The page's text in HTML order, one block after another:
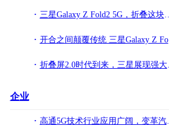
三星Galaxy Z Fold2 5G，折叠这块屏幕，探索未来科技
开合之间颠覆传统 三星Galaxy Z Fold2 5G独领风骚
折叠屏2.0时代到来，三星展现强大行业领导力
企业
高通5G技术行业应用广阔，变革汽车使用体验